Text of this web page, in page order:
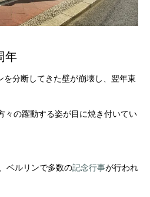
年
分断してきた壁が崩壊し、 翌年東
々の躍動する姿が目に焼き付いてい
ベルリンで多数の記念行事が行われ